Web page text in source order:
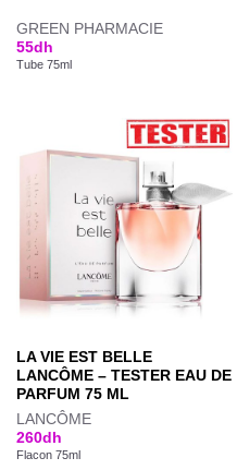
GREEN PHARMACIE
55dh
Tube 75ml
LA VIE EST BELLE
LANCÔME – TESTER EAU DE
PARFUM 75 ML
LANCÔME
260dh
Flacon 75ml